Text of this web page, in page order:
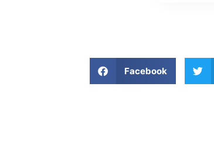
Facebook